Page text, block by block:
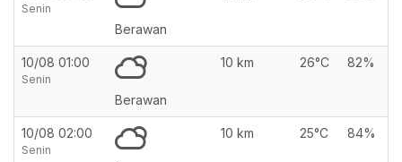
Senin
Berawan
10/08 01:00
Senin
Berawan
10 km 26°C 82%
10/08 02:00
Senin
10 km 25°C 84%